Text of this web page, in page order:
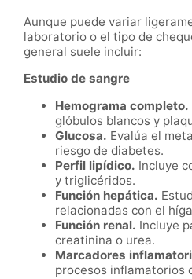
Aunque puede variar
laboratorio o el tipo de
general suele incluir:
Estudio de sangre
Hemograma completo.
glóbulos blancos y
Glucosa. Evalúa el
riesgo de diabetes.
Perfil lipídico. Incluye
y triglicéridos.
Función hepática.
relacionadas con el
Función renal. Incluye
creatinina o urea.
Marcadores
procesos inflamatorios